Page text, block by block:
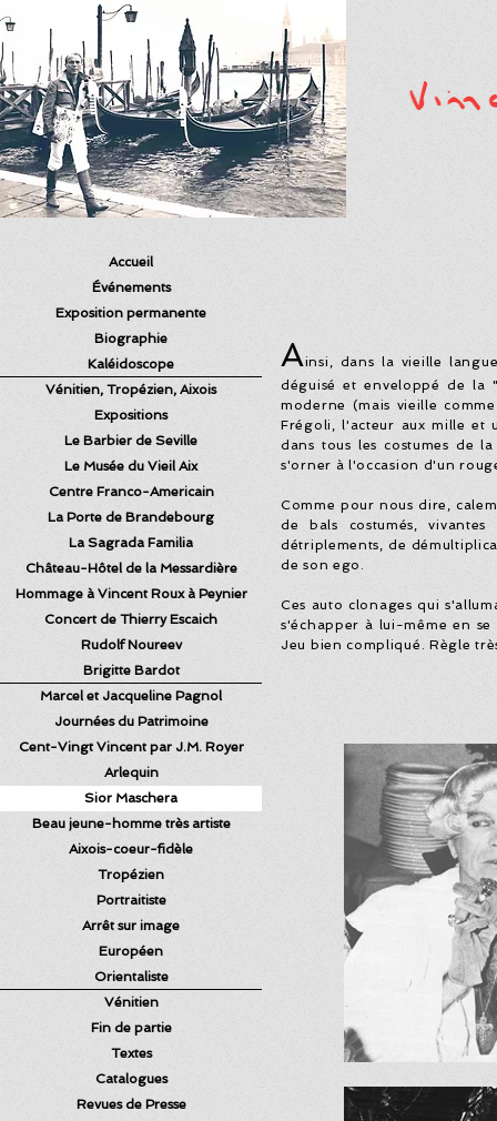
Ainsi, dans la vieille
déguisé et enveloppé de la
moderne (mais vieille
Frégoli, l'acteur aux mille et
dans tous les costumes de
s'orner à l'occasion d'un
Comme pour nous dire,
de bals costumés,
détriplements, de
de son ego.
Ces auto clonages qui
s'échapper à lui-même en se
Jeu bien compliqué. Règle
Accueil
Événements
Exposition permanente
Biographie
Kaléidoscope
Vénitien, Tropézien, Aixois
Expositions
Le Barbier de Seville
Le Musée du Vieil Aix
Centre Franco-Americain
La Porte de Brandebourg
La Sagrada Familia
Château-Hôtel de la Messardière
Hommage à Vincent Roux à Peynier
Concert de Thierry Escaich
Rudolf Noureev
Brigitte Bardot
Marcel et Jacqueline Pagnol
Journées du Patrimoine
Cent-Vingt Vincent par J.M. Royer
Arlequin
Sior Maschera
Beau jeune-homme très artiste
Aixois-coeur-fidèle
Tropézien
Portraitiste
Arrêt sur image
Européen
Orientaliste
Vénitien
Fin de partie
Textes
Catalogues
Revues de Presse